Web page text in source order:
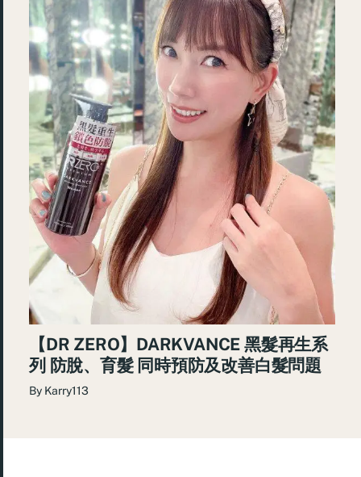
【DR ZERO】DARKVANCE 黑髮再生系
列 防脫、育髮 同時預防及改善白髮問題
By Karry113